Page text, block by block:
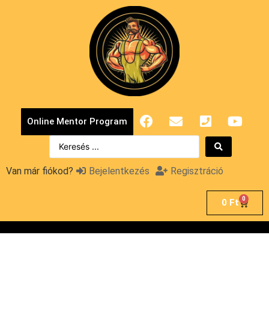
Online Mentor Program
Van már fiókod? Bejelentkezés Regisztráció
0 Ft 0